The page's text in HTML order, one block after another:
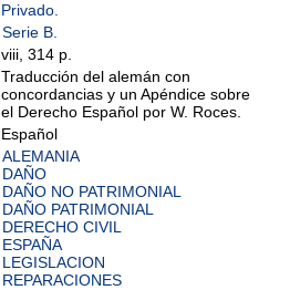
Privado.
Serie B.
viii, 314 p.
Traducción del alemán con
concordancias y un Apéndice sobre
el Derecho Español por W. Roces.
Español
ALEMANIA
DAÑO
DAÑO NO PATRIMONIAL
DAÑO PATRIMONIAL
DERECHO CIVIL
ESPAÑA
LEGISLACION
REPARACIONES